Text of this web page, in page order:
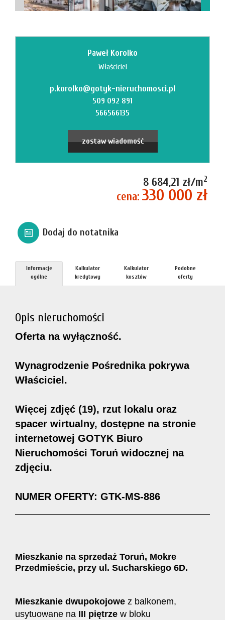
Paweł Korolko
Właściciel
p.korolko@gotyk-nieruchomosci.pl
509 092 891
566566135
zostaw wiadomość
8 684,21 zł/m2
cena: 330 000 zł
Dodaj do notatnika
Informacje
ogólne
Kalkulator
kredytowy
Kalkulator
kosztów
Podobne
oferty
Opis nieruchomości
Oferta na wyłączność.
Wynagrodzenie Pośrednika pokrywa
Właściciel.
Więcej zdjęć (19), rzut lokalu oraz
spacer wirtualny, dostępne na stronie
internetowej GOTYK Biuro
Nieruchomości Toruń widocznej na
zdjęciu.
NUMER OFERTY: GTK-MS-886
Mieszkanie na sprzedaż Toruń, Mokre
Przedmieście, przy ul. Sucharskiego 6D.
Mieszkanie dwupokojowe z balkonem,
usytuowane na III piętrze w bloku